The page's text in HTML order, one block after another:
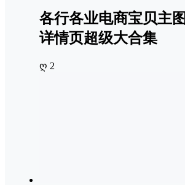
各行各业电商宝贝主图
详情页超级大合集
ღ 2